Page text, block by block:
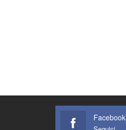
Facebook